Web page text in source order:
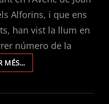
Alforins, i que ens
han vist la llum en
número de la
MÉS…AVENC
DE
GUITON,